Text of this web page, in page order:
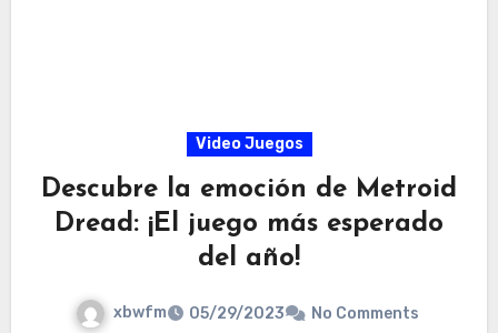
Video Juegos
Descubre la emoción de Metroid
Dread: ¡El juego más esperado
del año!
xbwfm 05/29/2023 No Comments